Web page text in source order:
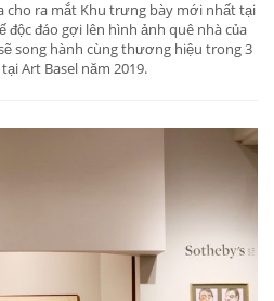
cho ra mắt Khu trưng bày mới nhất tại
độc đáo gợi lên hình ảnh quê nhà của
song hành cùng thương hiệu trong 3
Art Basel năm 2019.